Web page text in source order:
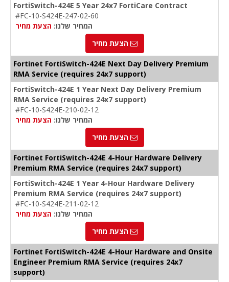
FortiSwitch-424E 5 Year 24x7 FortiCare Contract
#FC-10-S424E-247-02-60
המחיר שלנו: הצעת מחיר
הצעת מחיר
Fortinet FortiSwitch-424E Next Day Delivery Premium
RMA Service (requires 24x7 support)
FortiSwitch-424E 1 Year Next Day Delivery Premium
RMA Service (requires 24x7 support)
#FC-10-S424E-210-02-12
המחיר שלנו: הצעת מחיר
הצעת מחיר
Fortinet FortiSwitch-424E 4-Hour Hardware Delivery
Premium RMA Service (requires 24x7 support)
FortiSwitch-424E 1 Year 4-Hour Hardware Delivery
Premium RMA Service (requires 24x7 support)
#FC-10-S424E-211-02-12
המחיר שלנו: הצעת מחיר
הצעת מחיר
Fortinet FortiSwitch-424E 4-Hour Hardware and Onsite
Engineer Premium RMA Service (requires 24x7
support)